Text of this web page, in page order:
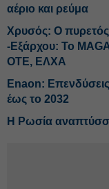
αέριο και ρεύμα
Χρυσός: Ο πυρετός
-Εξάρχου: Το
OTE, ΕΛΧΑ
Enaon:
έως το 2032
Η Ρωσία